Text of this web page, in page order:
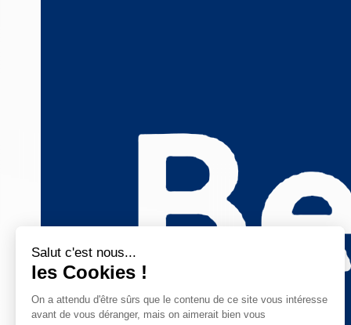
Salut c'est nous...
les Cookies !
On a attendu d'être sûrs que le contenu de ce site vous intéresse
avant de vous déranger, mais on aimerait bien vous